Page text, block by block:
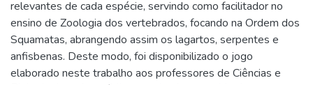
relevantes de cada espécie, servindo como facilitador no
ensino de Zoologia dos vertebrados, focando na Ordem dos
Squamatas, abrangendo assim os lagartos, serpentes e
anfisbenas. Deste modo, foi disponibilizado o jogo
elaborado neste trabalho aos professores de Ciências e